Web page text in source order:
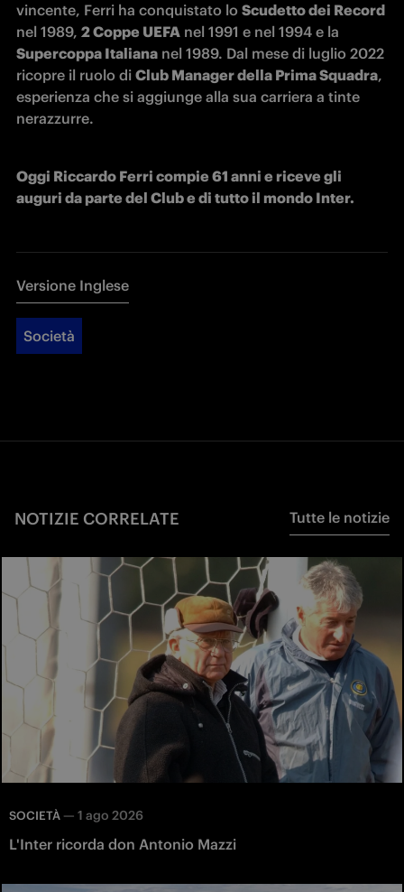
vincente, Ferri ha conquistato lo
nel 1989, 2 Coppe UEFA
Supercoppa Italiana nel 1989. Dal mese di luglio 2022
ricopre il ruolo di Club Manager della Prima Squadra,
esperienza che si aggiunge alla sua carriera a tinte
nerazzurre.
Oggi Riccardo Ferri compie 61 anni e riceve gli
auguri da parte del Club e di tutto il mondo Inter.
Versione Inglese
Società
NOTIZIE CORRELATE Tutte le notizie
SOCIETÀ — 1 ago 2026
L'Inter ricorda don Antonio Mazzi